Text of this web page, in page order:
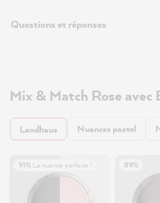
Questions et réponses
Mix & Match Rose avec
Landhaus Nuances pastel
91% La nuance parfaite ! 89%